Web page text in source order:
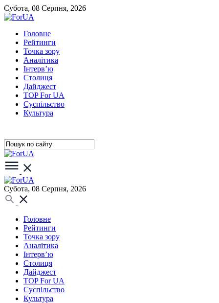
Субота, 08 Серпня, 2026
Головне
Рейтинги
Точка зору
Аналітика
Інтерв’ю
Столиця
Дайджест
TOP For UA
Суспiльство
Культура
Субота, 08 Серпня, 2026
Головне
Рейтинги
Точка зору
Аналітика
Інтерв’ю
Столиця
Дайджест
TOP For UA
Суспiльство
Культура